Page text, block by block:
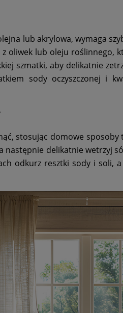
lub akrylowa, wymaga
oliwek lub oleju roślinnego,
szmatki, aby delikatnie
sody oczyszczonej i
stosując domowe
następnie delikatnie wetrzyj
odkurz resztki sody i soli,